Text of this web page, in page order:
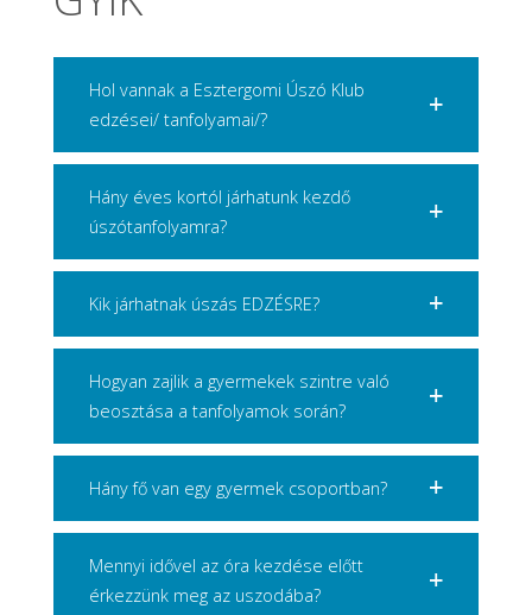
Hol vannak a Esztergomi Úszó Klub
edzései/ tanfolyamai/?
Hány éves kortól járhatunk kezdő
úszótanfolyamra?
Kik járhatnak úszás EDZÉSRE?
Hogyan zajlik a gyermekek szintre való
beosztása a tanfolyamok során?
Hány fő van egy gyermek csoportban?
Mennyi idővel az óra kezdése előtt
érkezzünk meg az uszodába?